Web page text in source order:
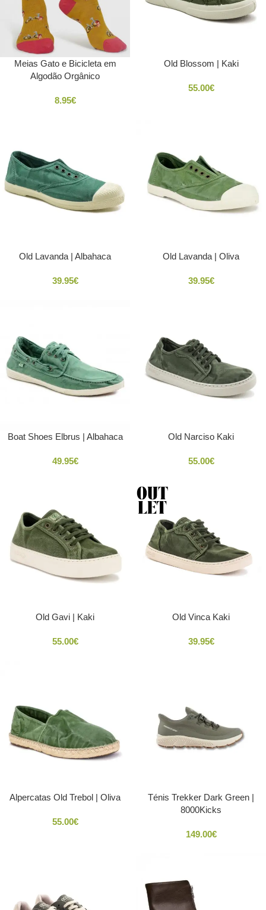
Pine Green Pink
Meias Gato e Bicicleta em
Algodão Orgânico
8.95€
Old Blossom | Kaki
55.00€
Old Lavanda | Albahaca
39.95€
Old Lavanda | Oliva
39.95€
Boat Shoes Elbrus | Albahaca
49.95€
Old Narciso Kaki
55.00€
Old Gavi | Kaki
55.00€
Old Vinca Kaki
39.95€
Alpercatas Old Trebol | Oliva
55.00€
Ténis Trekker Dark Green |
8000Kicks
149.00€